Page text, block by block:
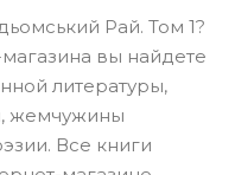
Рай. Том 1?
вы найдете
литературы,
жемчужины
Все книги